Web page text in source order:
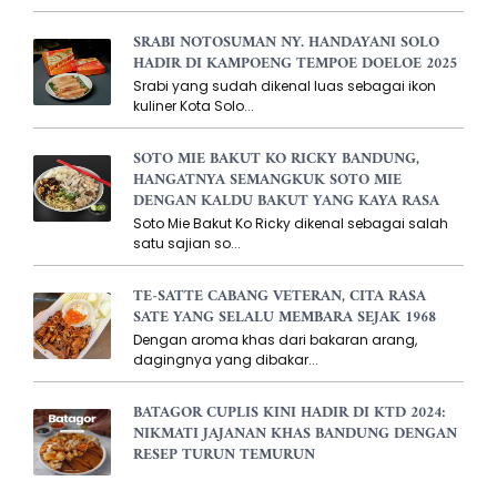
SRABI NOTOSUMAN NY. HANDAYANI SOLO
HADIR DI KAMPOENG TEMPOE DOELOE 2025
Srabi yang sudah dikenal luas sebagai ikon
kuliner Kota Solo...
SOTO MIE BAKUT KO RICKY BANDUNG,
HANGATNYA SEMANGKUK SOTO MIE
DENGAN KALDU BAKUT YANG KAYA RASA
Soto Mie Bakut Ko Ricky dikenal sebagai salah
satu sajian so...
TE-SATTE CABANG VETERAN, CITA RASA
SATE YANG SELALU MEMBARA SEJAK 1968
Dengan aroma khas dari bakaran arang,
dagingnya yang dibakar...
BATAGOR CUPLIS KINI HADIR DI KTD 2024:
NIKMATI JAJANAN KHAS BANDUNG DENGAN
RESEP TURUN TEMURUN